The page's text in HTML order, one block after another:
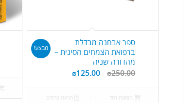
ספר אבחנה מבדלת
ברפואת הצמחים הסינית –
מהדורה שניה
₪250.00
₪125.00
מבצע!